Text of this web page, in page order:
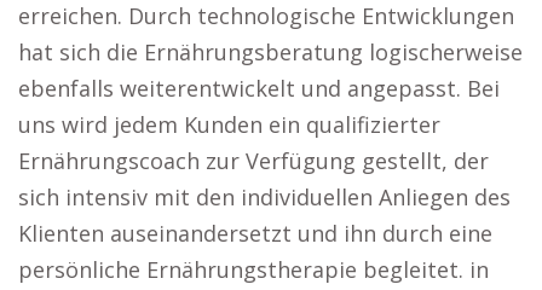
erreichen. Durch technologische Entwicklungen
hat sich die Ernährungsberatung logischerweise
ebenfalls weiterentwickelt und angepasst. Bei
uns wird jedem Kunden ein qualifizierter
Ernährungscoach zur Verfügung gestellt, der
sich intensiv mit den individuellen Anliegen des
Klienten auseinandersetzt und ihn durch eine
persönliche Ernährungstherapie begleitet. in